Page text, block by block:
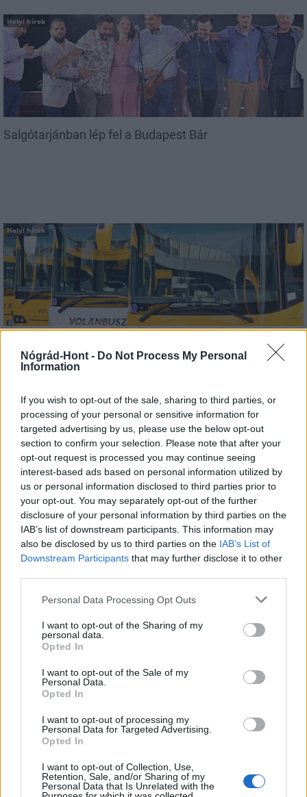
Nógrád-Hont - Do Not Process My Personal
Information
If you wish to opt-out of the sale, sharing to third parties, or
processing of your personal or sensitive information for
targeted advertising by us, please use the below opt-out
section to confirm your selection. Please note that after your
opt-out request is processed you may continue seeing
interest-based ads based on personal information utilized by
us or personal information disclosed to third parties prior to
your opt-out. You may separately opt-out of the further
disclosure of your personal information by third parties on the
IAB’s list of downstream participants. This information may
also be disclosed by us to third parties on the IAB’s List of
Downstream Participants that may further disclose it to other
Please note that this website/app uses one or more Google
not limited to your visit or usage behaviour. You may click to
grant or deny consent to Google and its third-party tags to
use your data for below specified purposes in below Google
consent section.
Personal Data Processing Opt Outs
I want to opt-out of the Sharing of my
personal data.
Opted In
I want to opt-out of the Sale of my
Personal Data.
Opted In
I want to opt-out of processing my
Personal Data for Targeted Advertising.
Opted In
I want to opt-out of Collection, Use,
Retention, Sale, and/or Sharing of my
Personal Data that Is Unrelated with the
Helyi hírek
Salgótarjánban lép fel a Budapest Bár
Helyi hírek
MAGYAR ÉPÍTŐK
Klíma-X
Zugló Budapest
Új vízáteresztő burkolatú parkolók épülnek Zuglóban
– helyben tartják a csapadékvizet
Keresik a kivitelezőt 45 új parkolóhely kialakítására Budapesten,
klímavédelmi megoldást is tartalmaz: a csapadékvíz helyben
hasznosítását, a zöldfelület rendezését és a park megóvását.